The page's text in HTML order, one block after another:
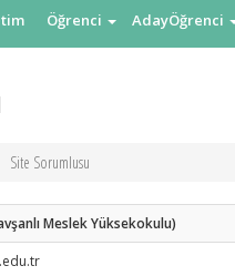
Öğrenci AdayÖğrenci
Site Sorumlusu
Meslek Yüksekokulu)